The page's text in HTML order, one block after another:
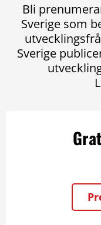
Bli
Sverige som
Sverige